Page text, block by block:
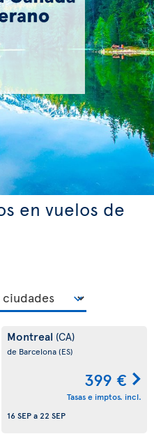
en vuelos de
Montreal (CA)
de Barcelona(ES)
399 €
Tasas e imptos. incl.
16 SEPa22 SEP